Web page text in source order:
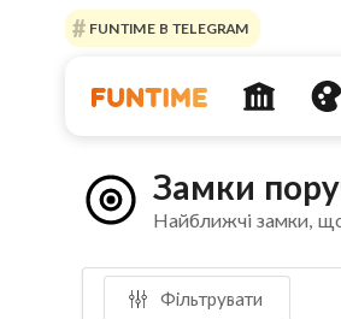
FUNTIME В TELEGRAM
Замки
Найближчі замки,
Фільтрувати